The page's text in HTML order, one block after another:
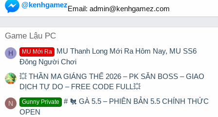
@kenhgamezEmail: admin@kenhgamez.com
Game Lậu PC
H MU Mới Ra
MU Thanh Long Mới Ra Hôm Nay, MU SS6
Đông Người Chơi
💥 THẦN MA GIÁNG THẾ 2026 – PK SĂN BOSS – GIAO
DỊCH TỰ DO – FREE CODE FULL💥
N Gunny Private
# 🐔 GÀ 5.5 – PHIÊN BẢN 5.5 CHÍNH THỨC
OPEN